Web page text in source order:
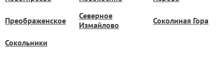
Преображенское
Северное
Измайлово
Соколиная Гора
Сокольники